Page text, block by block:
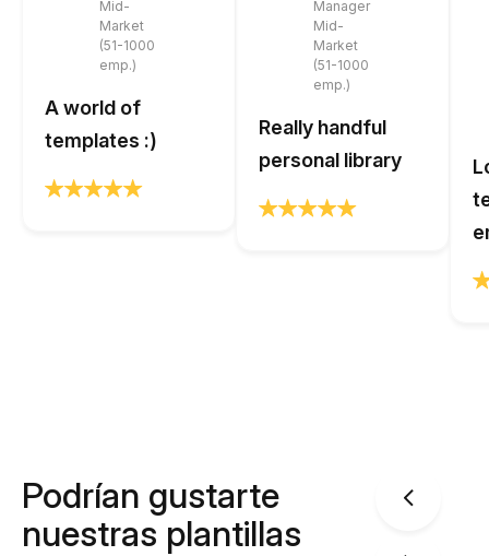
Mid-
Market
(51-1000
emp.)
A world of
templates :)
Manager
Mid-
Market
(51-1000
emp.)
Really handful
personal library
Podrían gustarte
nuestras plantillas